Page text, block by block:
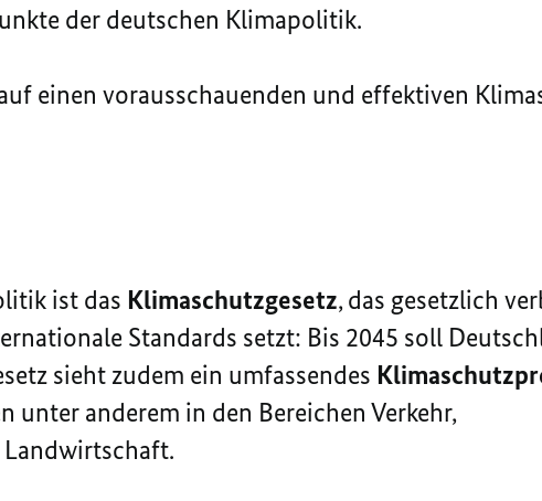
der deutschen Klimapolitik.
einen vorausschauenden und effektiven
ist das Klimaschutzgesetz, das gesetzlich
Standards setzt: Bis 2045 soll
sieht zudem ein umfassendes
unter anderem in den Bereichen Verkehr,
Landwirtschaft.